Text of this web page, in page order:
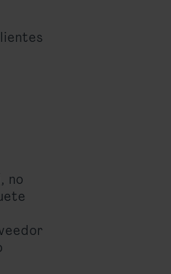
no